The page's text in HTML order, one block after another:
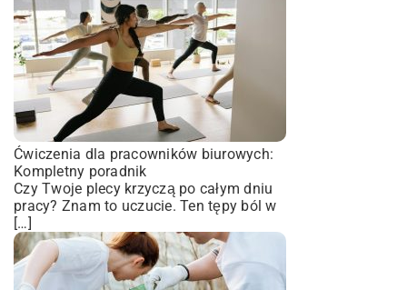
Ćwiczenia dla pracowników biurowych:
Kompletny poradnik
Czy Twoje plecy krzyczą po całym dniu
pracy? Znam to uczucie. Ten tępy ból w
[…]